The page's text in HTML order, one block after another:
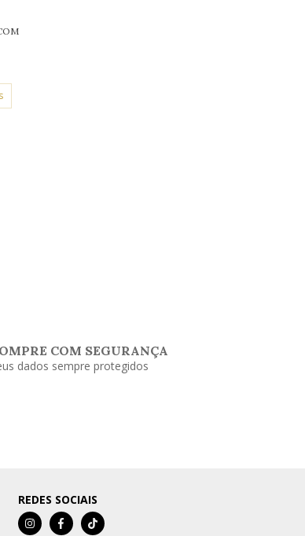
COM SEGURANÇA
dados sempre protegidos
REDES SOCIAIS